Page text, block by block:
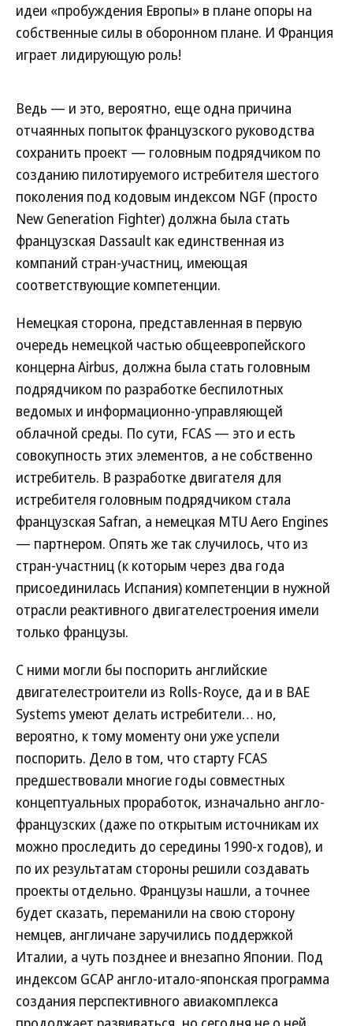
идеи «пробуждения Европы» в плане опоры на
собственные силы в оборонном плане. И Франция
играет лидирующую роль!
Ведь — и это, вероятно, еще одна причина
отчаянных попыток французского руководства
сохранить проект — головным подрядчиком по
созданию пилотируемого истребителя шестого
поколения под кодовым индексом NGF (просто
New Generation Fighter) должна была стать
французская Dassault как единственная из
компаний стран-участниц, имеющая
соответствующие компетенции.
Немецкая сторона, представленная в первую
очередь немецкой частью общеевропейского
концерна Airbus, должна была стать головным
подрядчиком по разработке беспилотных
ведомых и информационно-управляющей
облачной среды. По сути, FCAS — это и есть
совокупность этих элементов, а не собственно
истребитель. В разработке двигателя для
истребителя головным подрядчиком стала
французская Safran, а немецкая MTU Aero Engines
— партнером. Опять же так случилось, что из
стран-участниц (к которым через два года
присоединилась Испания) компетенции в нужной
отрасли реактивного двигателестроения имели
только французы.
С ними могли бы поспорить английские
двигателестроители из Rolls-Royce, да и в BAE
Systems умеют делать истребители… но,
вероятно, к тому моменту они уже успели
поспорить. Дело в том, что старту FCAS
предшествовали многие годы совместных
концептуальных проработок, изначально англо-
французских (даже по открытым источникам их
можно проследить до середины 1990-х годов), и
по их результатам стороны решили создавать
проекты отдельно. Французы нашли, а точнее
будет сказать, переманили на свою сторону
немцев, англичане заручились поддержкой
Италии, а чуть позднее и внезапно Японии. Под
индексом GCAP англо-итало-японская программа
создания перспективного авиакомплекса